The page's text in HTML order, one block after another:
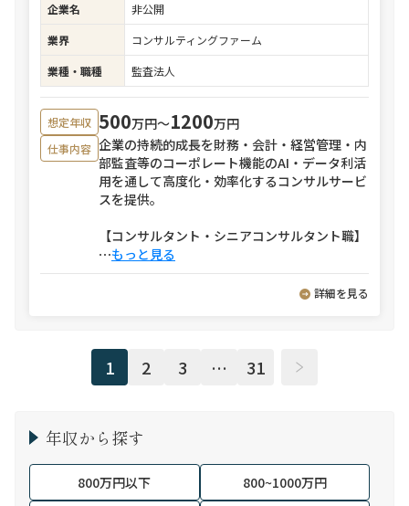
企業名
非公開
業界
コンサルティングファーム
業種・職種
監査法人
想定年収 500万円〜1200万円
仕事内容 企業の持続的成長を財務・会計・経営管理・内
部監査等のコーポレート機能のAI・データ利活
用を通して高度化・効率化するコンサルサービ
スを提供。
【コンサルタント・シニアコンサルタント職】
⋯もっと見る
詳細を見る
1 2 3 … 31
年収から探す
800万円以下 800~1000万円